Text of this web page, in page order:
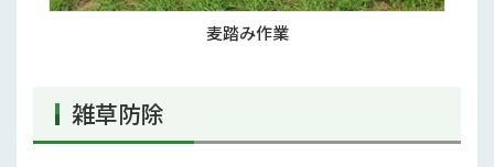
麦踏み作業
雑草防除